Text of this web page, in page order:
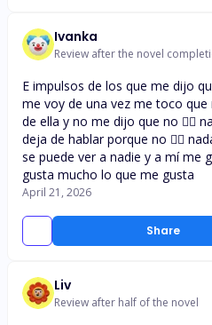
Ivanka
Review after the novel
Share
E impulsos de los que me dijo
me voy de una vez me toco que
de ella y no me dijo que no 🙂‍↔️
deja de hablar porque no 🙂‍↔️
se puede ver a nadie y a mí me
gusta mucho lo que me gusta
April 21, 2026
Liv
Review after half of the novel